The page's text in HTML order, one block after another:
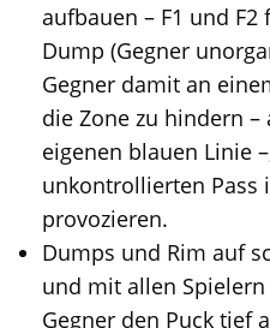
aufbauen – F1 und F2
Dump (Gegner
Gegner damit an
die Zone zu hindern
eigenen blauen Linie
unkontrollierten Pass
provozieren.
Dumps und Rim auf
und mit allen
Gegner den Puck tief